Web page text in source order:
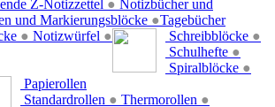
Z-Notizzettel ●
und Markierungsblöcke ●
● Notizwürfel ●
Notizbücher und
Tagebücher
Schreibblöcke ●
Schulhefte ●
Spiralblöcke ●
Papierollen
Standardrollen ● Thermorollen ●